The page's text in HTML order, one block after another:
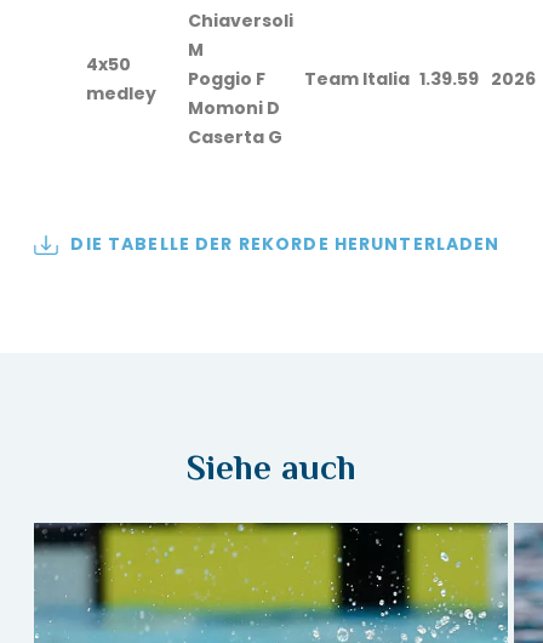
4x50
medley
Chiaversoli
M
Poggio F
Momoni D
Caserta G
Team Italia 1.39.59 2026
DIE TABELLE DER REKORDE HERUNTERLADEN
Siehe auch